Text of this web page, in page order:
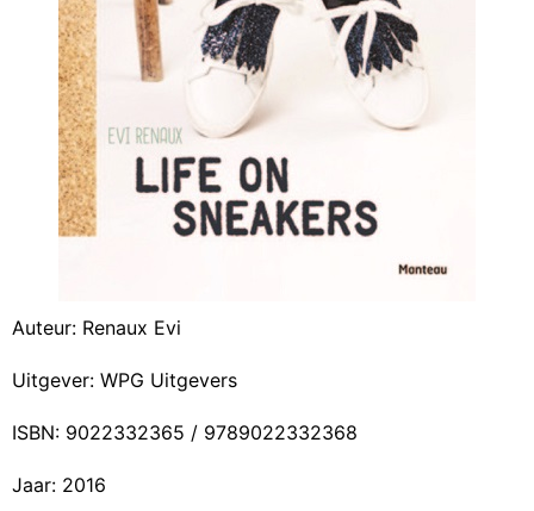
Auteur: Renaux Evi
Uitgever: WPG Uitgevers
ISBN: 9022332365 / 9789022332368
Jaar: 2016